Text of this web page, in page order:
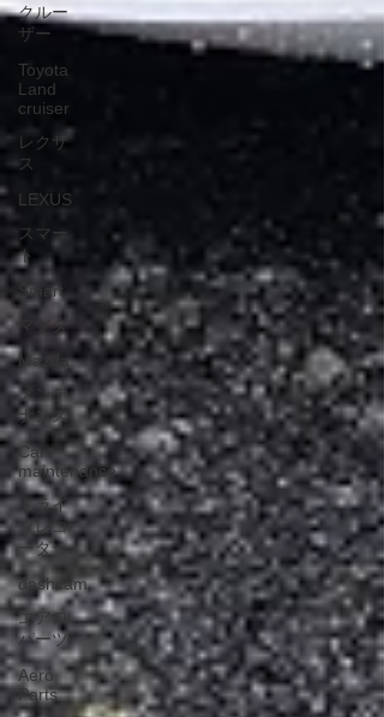
クルー
ザー
Toyota
Land
cruiser
レクサ
ス
LEXUS
スマー
ト
Smart
マツダ
Mazda
メンテ
ナンス
Car
maintenance
ドライ
ブレコ
ーダー
dashcam
エアロ
パーツ
Aero
Parts